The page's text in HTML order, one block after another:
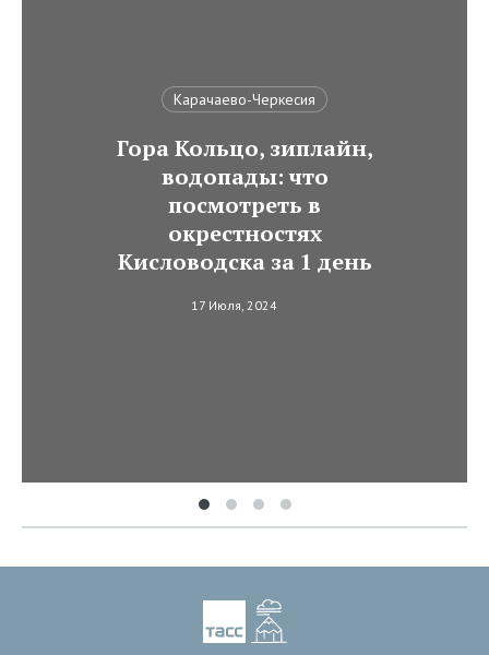
Карачаево-Черкесия
Гора Кольцо, зиплайн,
водопады: что
посмотреть в
окрестностях
Кисловодска за 1 день
17 Июля, 2024